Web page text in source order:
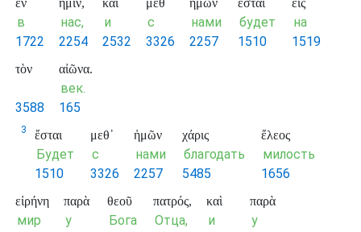
ἐν
в
1722
ἡμῖν,
нас,
2254
καὶ
и
2532
μεθ᾽
с
3326
ἡμῶν
нами
2257
ἔσται
будет
1510
εἰς
на
1519
τὸν
3588
αἰῶνα.
век.
165
3 ἔσται
Будет
1510
μεθ᾽
с
3326
ἡμῶν
нами
2257
χάρις
благодать
5485
ἔλεος
милость
1656
εἰρήνη
мир
παρὰ
у
θεοῦ
Бога
πατρός,
Отца,
καὶ
и
παρὰ
у